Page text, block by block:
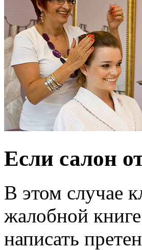
Если салон
В этом случае
жалобной
написать